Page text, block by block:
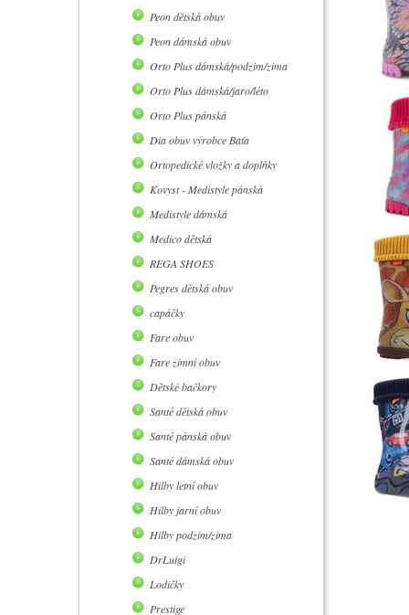
Peon dětská obuv
Peon dámská obuv
Orto Plus dámská/podzim/zima
Orto Plus dámská/jaro/léto
Orto Plus pánská
Dia obuv výrobce Baťa
Ortopedické vložky a doplňky
Kovyst - Medistyle pánská
Medistyle dámská
Medico dětská
REGA SHOES
Pegres dětská obuv
capáčky
Fare obuv
Fare zimní obuv
Dětské bačkory
Santé dětská obuv
Santé pánská obuv
Santé dámská obuv
Hilby letní obuv
Hilby jarní obuv
Hilby podzim/zima
DrLuigi
Lodičky
Prestige